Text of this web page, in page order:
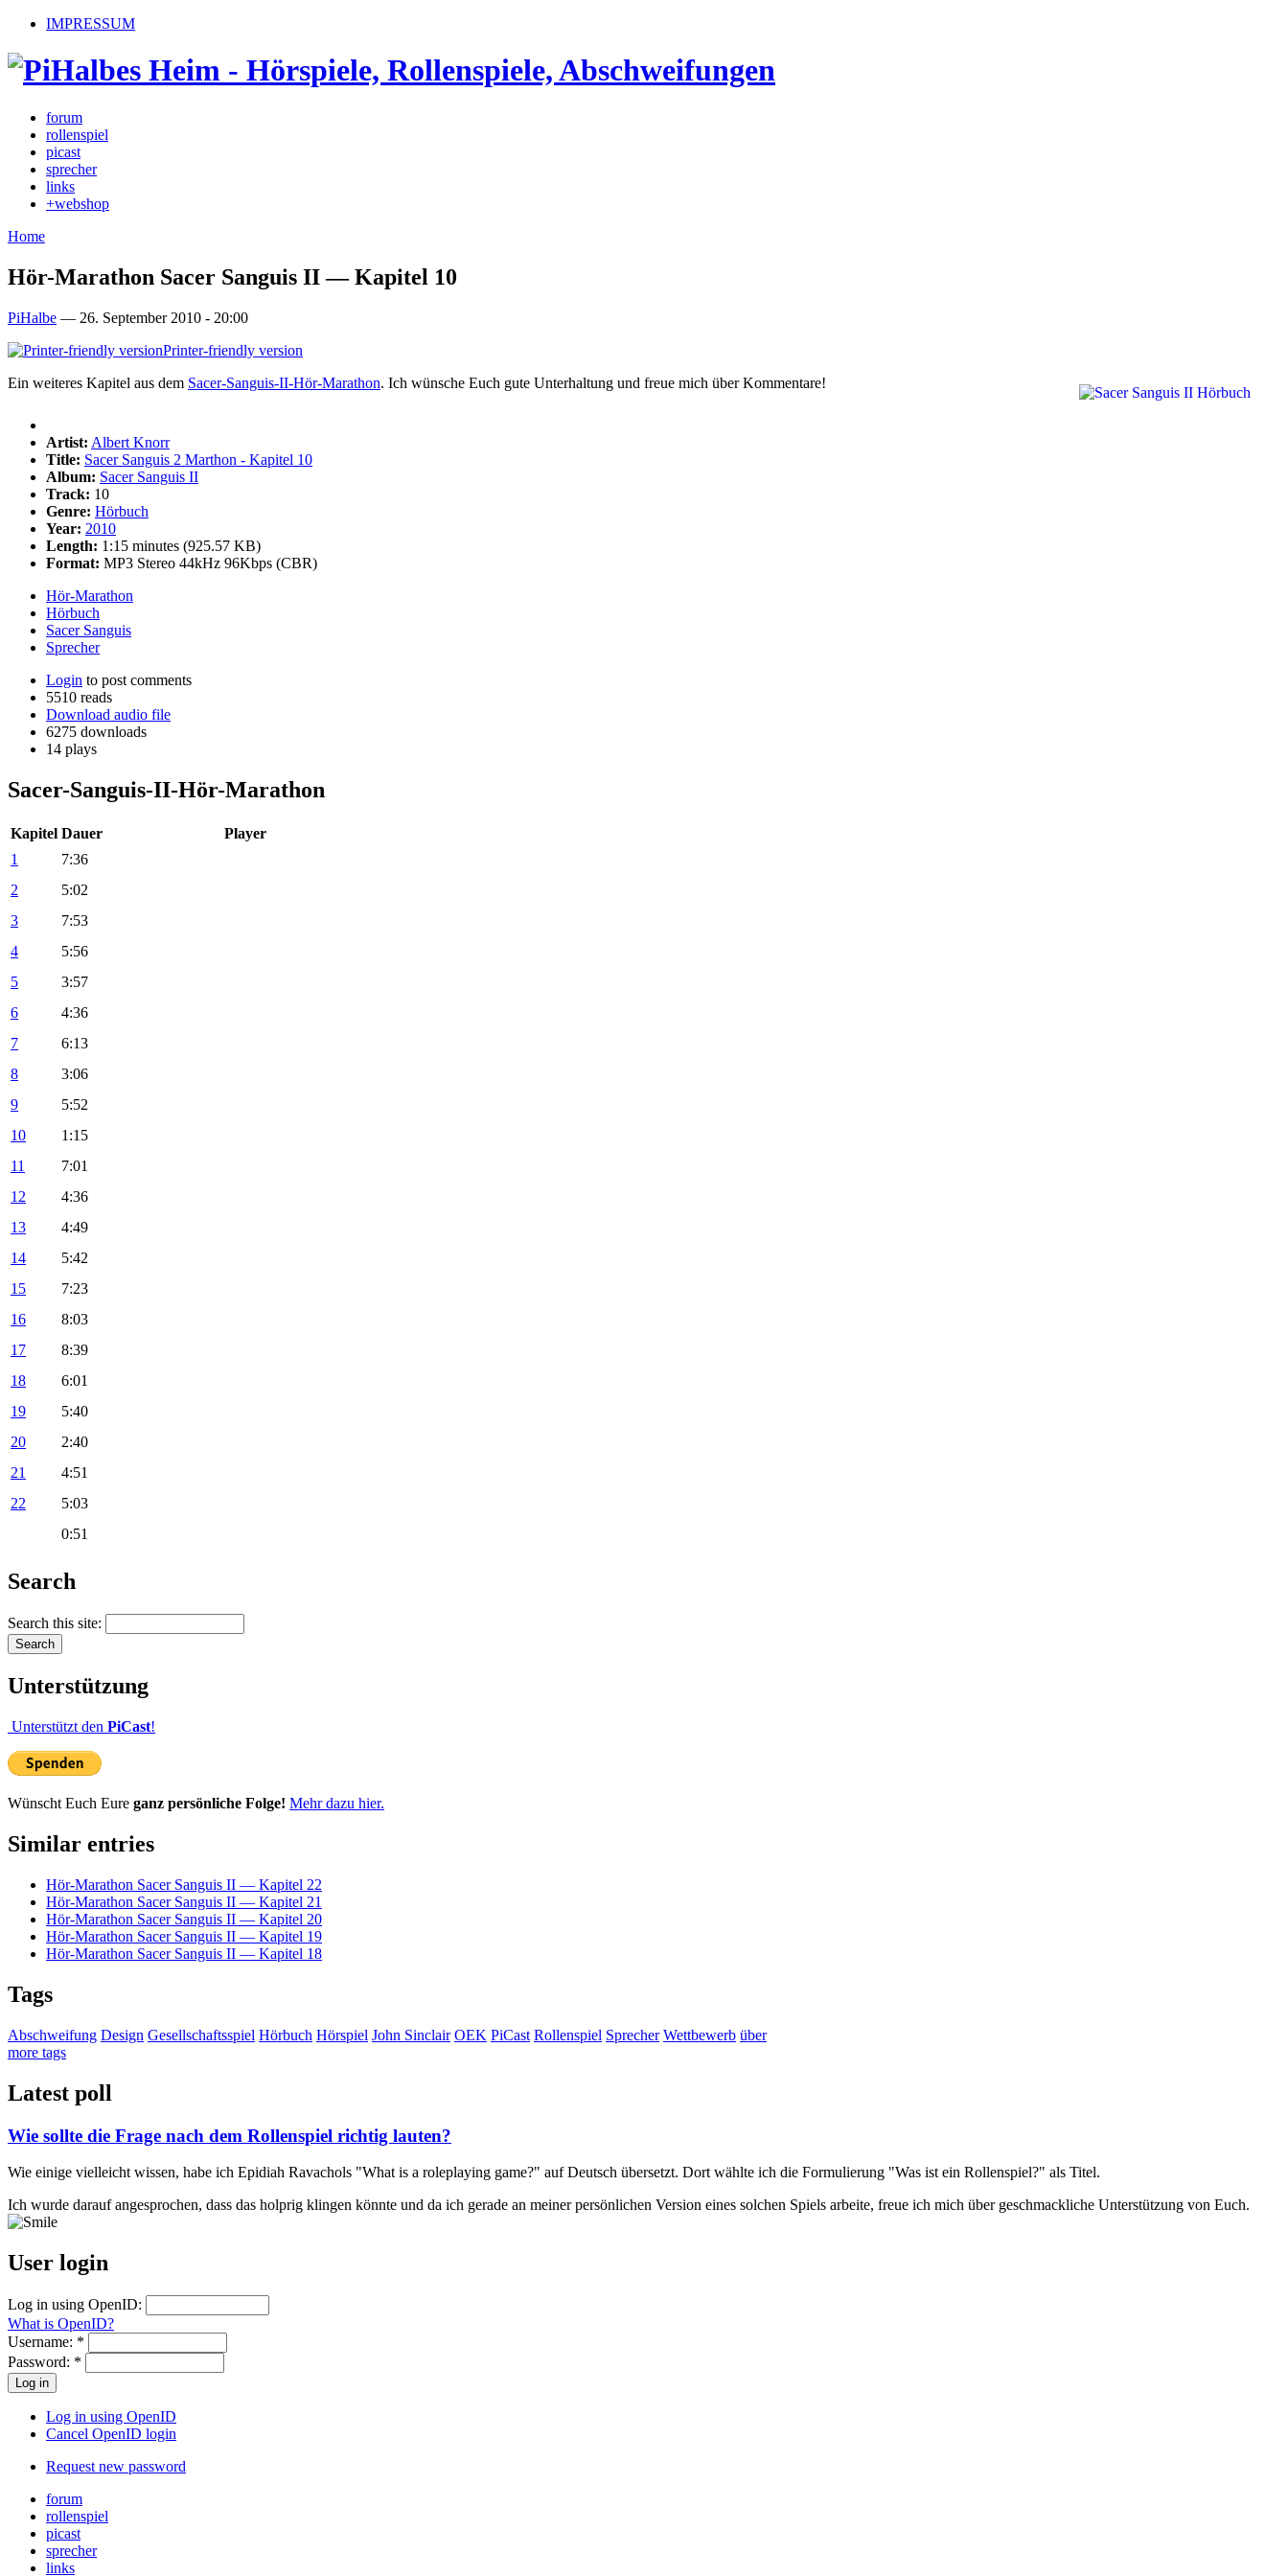
IMPRESSUM
forum
rollenspiel
picast
sprecher
links
+webshop
Home
Hör-Marathon Sacer Sanguis II — Kapitel 10
PiHalbe — 26. September 2010 - 20:00
Printer-friendly version
Ein weiteres Kapitel aus dem Sacer-Sanguis-II-Hör-Marathon. Ich wünsche Euch gute Unterhaltung und freue mich über Kommentare!
Artist: Albert Knorr
Title: Sacer Sanguis 2 Marthon - Kapitel 10
Album: Sacer Sanguis II
Track: 10
Genre: Hörbuch
Year: 2010
Length: 1:15 minutes (925.57 KB)
Format: MP3 Stereo 44kHz 96Kbps (CBR)
Hör-Marathon
Hörbuch
Sacer Sanguis
Sprecher
Login to post comments
5510 reads
Download audio file
6275 downloads
14 plays
Sacer-Sanguis-II-Hör-Marathon
Kapitel Dauer
Player
1
7:36
2
5:02
3
7:53
4
5:56
5
3:57
6
4:36
7
6:13
8
3:06
9
5:52
10
1:15
11
7:01
12
4:36
13
4:49
14
5:42
15
7:23
16
8:03
17
8:39
18
6:01
19
5:40
20
2:40
21
4:51
22
5:03
0:51
Search
Search this site:
Unterstützung
Unterstützt den PiCast!
Wünscht Euch Eure ganz persönliche Folge! Mehr dazu hier.
Similar entries
Hör-Marathon Sacer Sanguis II — Kapitel 22
Hör-Marathon Sacer Sanguis II — Kapitel 21
Hör-Marathon Sacer Sanguis II — Kapitel 20
Hör-Marathon Sacer Sanguis II — Kapitel 19
Hör-Marathon Sacer Sanguis II — Kapitel 18
Tags
Abschweifung Design Gesellschaftsspiel Hörbuch Hörspiel John Sinclair OEK PiCast Rollenspiel Sprecher Wettbewerb über
more tags
Latest poll
Wie sollte die Frage nach dem Rollenspiel richtig lauten?
Wie einige vielleicht wissen, habe ich Epidiah Ravachols "What is a roleplaying game?" auf Deutsch übersetzt. Dort wählte ich die Formulierung "Was ist ein Rollenspiel?" als Titel.
Ich wurde darauf angesprochen, dass das holprig klingen könnte und da ich gerade an meiner persönlichen Version eines solchen Spiels arbeite, freue ich mich über geschmackliche Unterstützung von Euch.
User login
Log in using OpenID:
What is OpenID?
Username: *
Password: *
Log in using OpenID
Cancel OpenID login
Request new password
forum
rollenspiel
picast
sprecher
links